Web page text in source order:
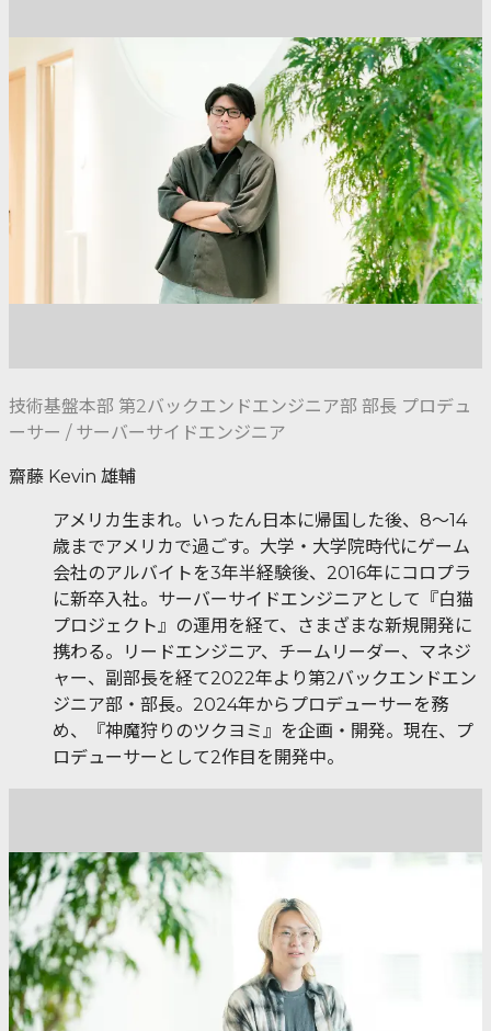
技術基盤本部 第2バックエンドエンジニア部 部長 プロデュ
ーサー / サーバーサイドエンジニア
齋藤 Kevin 雄輔
アメリカ生まれ。いったん日本に帰国した後、8～14
歳までアメリカで過ごす。大学・大学院時代にゲーム
会社のアルバイトを3年半経験後、2016年にコロプラ
に新卒入社。サーバーサイドエンジニアとして『白猫
プロジェクト』の運用を経て、さまざまな新規開発に
携わる。リードエンジニア、チームリーダー、マネジ
ャー、副部長を経て2022年より第2バックエンドエン
ジニア部・部長。2024年からプロデューサーを務
め、『神魔狩りのツクヨミ』を企画・開発。現在、プ
ロデューサーとして2作目を開発中。